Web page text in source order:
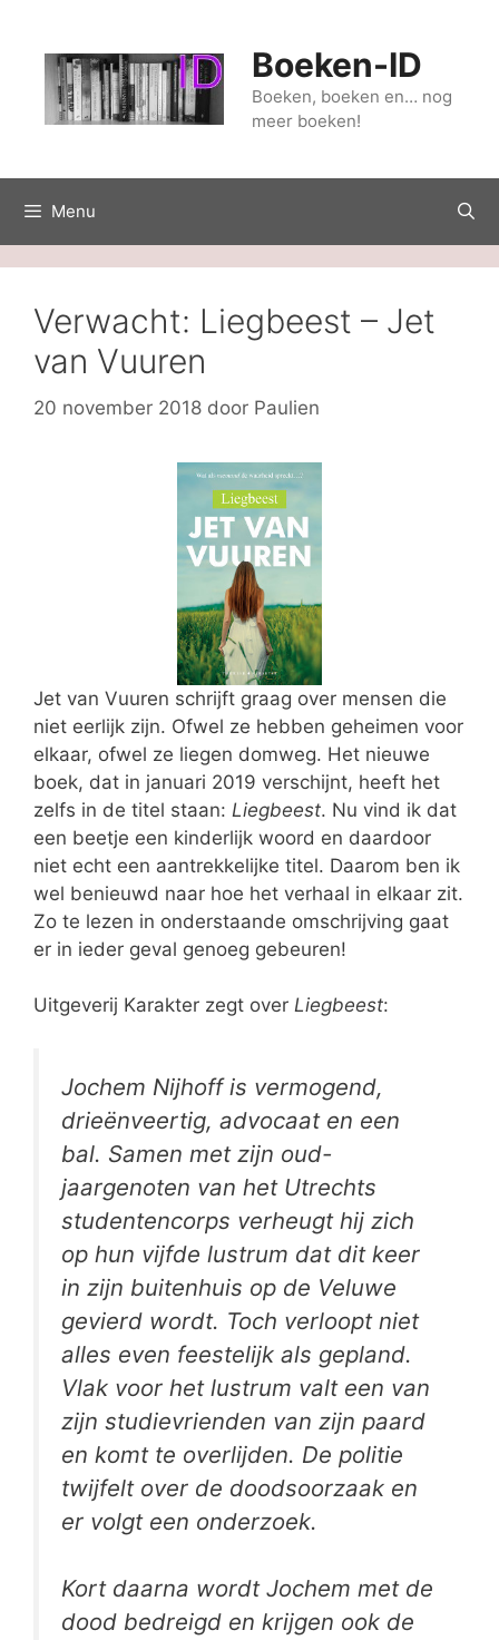
inhoud
Boeken-ID
Boeken, boeken en… nog
meer boeken!
Menu
Verwacht: Liegbeest – Jet
van Vuuren
20 november 2018 door Paulien
Jet van Vuuren schrijft graag over mensen die
niet eerlijk zijn. Ofwel ze hebben geheimen voor
elkaar, ofwel ze liegen domweg. Het nieuwe
boek, dat in januari 2019 verschijnt, heeft het
zelfs in de titel staan: Liegbeest. Nu vind ik dat
een beetje een kinderlijk woord en daardoor
niet echt een aantrekkelijke titel. Daarom ben ik
wel benieuwd naar hoe het verhaal in elkaar zit.
Zo te lezen in onderstaande omschrijving gaat
er in ieder geval genoeg gebeuren!
Uitgeverij Karakter zegt over Liegbeest:
Jochem Nijhoff is vermogend,
drieënveertig, advocaat en een
bal. Samen met zijn oud-
jaargenoten van het Utrechts
studentencorps verheugt hij zich
op hun vijfde lustrum dat dit keer
in zijn buitenhuis op de Veluwe
gevierd wordt. Toch verloopt niet
alles even feestelijk als gepland.
Vlak voor het lustrum valt een van
zijn studievrienden van zijn paard
en komt te overlijden. De politie
twijfelt over de doodsoorzaak en
er volgt een onderzoek.
Kort daarna wordt Jochem met de
dood bedreigd en krijgen ook de